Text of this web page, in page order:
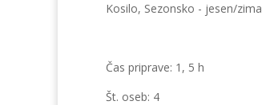
Kosilo, Sezonsko - jesen/zima
Čas priprave: 1, 5 h
Št. oseb: 4